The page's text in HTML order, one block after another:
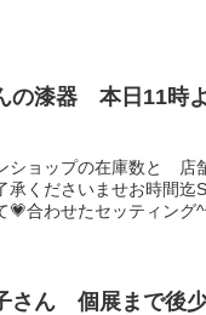
の漆器 本日11時
ショップの在庫数と 店
承くださいませお時間
💗合わせたセッティン
さん 個展まで後